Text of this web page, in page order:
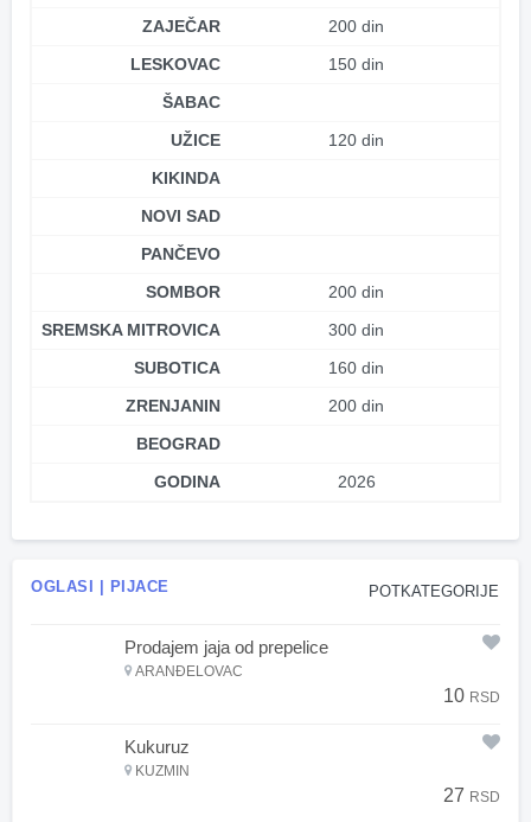
ZAJEČAR
200 din
LESKOVAC
150 din
ŠABAC
UŽICE
120 din
KIKINDA
NOVI SAD
PANČEVO
SOMBOR
200 din
SREMSKA MITROVICA
300 din
SUBOTICA
160 din
ZRENJANIN
200 din
BEOGRAD
GODINA
2026
POTKATEGORIJE
OGLASI | PIJACE
Prodajem jaja od prepelice
ARANĐELOVAC
10 RSD
Kukuruz
KUZMIN
27 RSD